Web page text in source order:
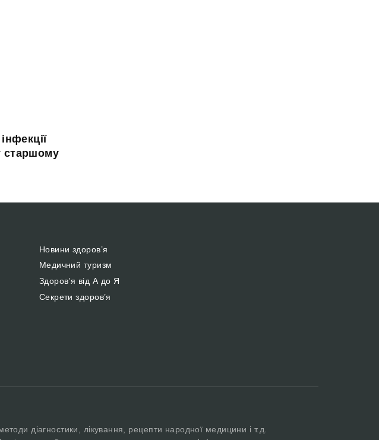
старшому
Новини здоров’я
Медичний туризм
Здоров’я від А до Я
Секрети здоров’я
діагностики, лікування, рецепти народної медицини і т.д.